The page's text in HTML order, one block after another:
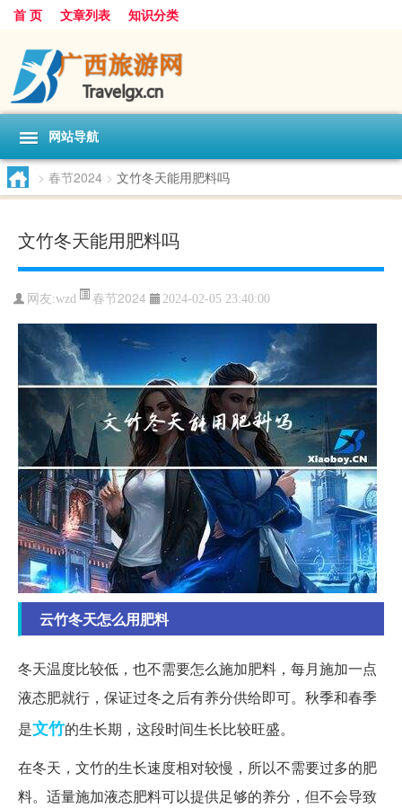
首 页 文章列表 知识分类
网站导航
> 春节2024 > 文竹冬天能用肥料吗
文竹冬天能用肥料吗
网友:wzd 春节2024 2024-02-05 23:40:00
云竹冬天怎么用肥料
冬天温度比较低，也不需要怎么施加肥料，每月施加一点
液态肥就行，保证过冬之后有养分供给即可。秋季和春季
是文竹的生长期，这段时间生长比较旺盛。
在冬天，文竹的生长速度相对较慢，所以不需要过多的肥
料。适量施加液态肥料可以提供足够的养分，但不会导致